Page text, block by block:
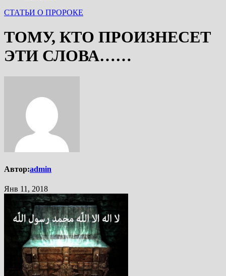
СТАТЬИ О ПРОРОКЕ
ТОМУ, КТО ПРОИЗНЕСЕТ
ЭТИ СЛОВА……
Автор:admin
Янв 11, 2018